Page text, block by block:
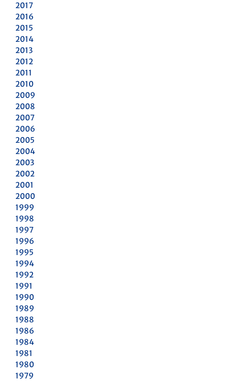
2017
2016
2015
2014
2013
2012
2011
2010
2009
2008
2007
2006
2005
2004
2003
2002
2001
2000
1999
1998
1997
1996
1995
1994
1992
1991
1990
1989
1988
1986
1984
1981
1980
1979